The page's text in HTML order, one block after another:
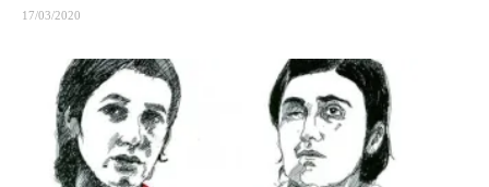
17/03/2020